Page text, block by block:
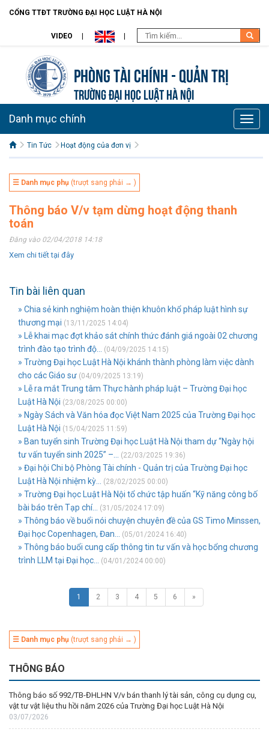
CỔNG TTĐT TRƯỜNG ĐẠI HỌC LUẬT HÀ NỘI
VIDEO
Phòng Tài chính - Quản trị
TRƯỜNG ĐẠI HỌC LUẬT HÀ NỘI
Toggle
Danh mục chính
Tin Tức Hoạt động của đơn vị
☰ Danh mục phụ (trượt sang phải → )
Thông báo V/v tạm dừng hoạt động thanh
toán
Đăng vào 02/04/2018 14:18
Xem chi tiết tại đây
Tin bài liên quan
» Chia sẻ kinh nghiệm hoàn thiện khuôn khổ pháp luật hình sự
thương mại (13/11/2025 14:04)
» Lễ khai mạc đợt khảo sát chính thức đánh giá ngoài 02 chương
trình đào tạo trình độ...
(04/09/2025 14:15)
» Trường Đại học Luật Hà Nội khánh thành phòng làm việc dành
cho các Giáo sư (04/09/2025 13:19)
» Lễ ra mắt Trung tâm Thực hành pháp luật – Trường Đại học
Luật Hà Nội (23/08/2025 00:00)
» Ngày Sách và Văn hóa đọc Việt Nam 2025 của Trường Đại học
Luật Hà Nội (15/04/2025 11:59)
» Ban tuyển sinh Trường Đại học Luật Hà Nội tham dự “Ngày hội
tư vấn tuyển sinh 2025” –...
(22/03/2025 19:36)
» Đại hội Chi bộ Phòng Tài chính - Quản trị của Trường Đại học
Luật Hà Nội nhiệm kỳ...
(28/02/2025 00:00)
» Trường Đại học Luật Hà Nội tổ chức tập huấn “Kỹ năng công bố
bài báo trên Tạp chí...
(31/05/2024 17:09)
» Thông báo về buổi nói chuyện chuyên đề của GS Timo Minssen,
Đại học Copenhagen, Đan...
(05/01/2024 16:40)
» Thông báo buổi cung cấp thông tin tư vấn và học bổng chương
trình LLM tại Đại học...
(04/01/2024 00:00)
1 2 3 4 5 6 »
☰ Danh mục phụ (trượt sang phải → )
THÔNG BÁO
Thông báo số 992/TB-ĐHLHN V/v bán thanh lý tài sản, công cụ dụng cụ,
vật tư vật liệu thu hồi năm 2026 của Trường Đại học Luật Hà Nội
03/07/2026